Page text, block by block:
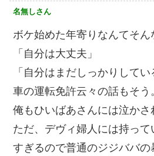
名無しさん
ボケ始めた年寄りなんてそん
「自分は大丈夫」
「自分はまだしっかりしてい
車の運転免許云々の話もそう
俺もひいばあさんには泣かさ
ただ、デヴィ婦人には持っ
すぎるので普通のジジババ